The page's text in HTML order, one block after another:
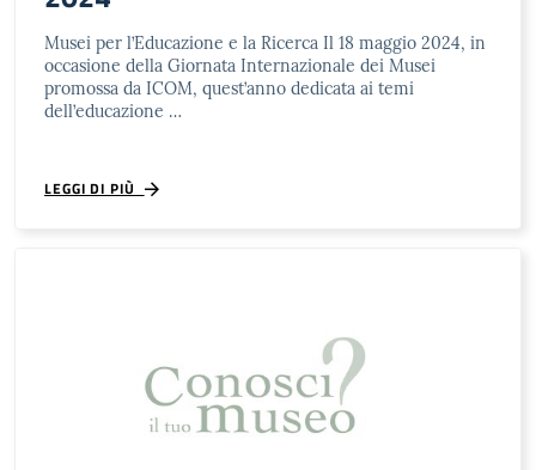
Musei per l’Educazione e la Ricerca Il 18 maggio 2024, in
occasione della Giornata Internazionale dei Musei
promossa da ICOM, quest’anno dedicata ai temi
dell’educazione …
LEGGI DI PIÙ